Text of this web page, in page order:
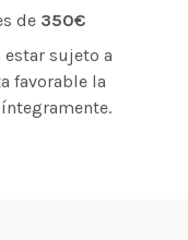
de 350€
sujeto a
favorable la